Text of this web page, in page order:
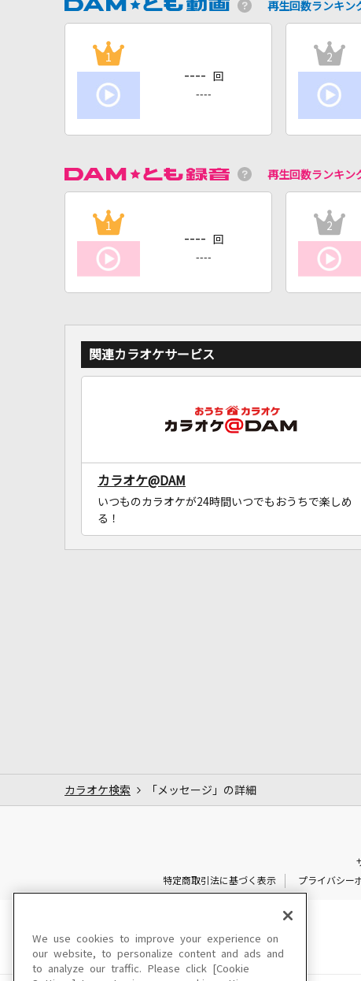
再生回数ランキン
1
---- 回
----
2
再生回数ランキン
1
---- 回
----
2
関連カラオケサービス
カラオケ@DAM
いつものカラオケが24時間いつでもおうちで楽しめ
る！
カラオケ検索 「メッセージ」の詳細
特定商取引法に基づく表示
プライバシー
We use cookies to improve your experience on
our website, to personalize content and ads and
to analyze our traffic. Please click [Cookie